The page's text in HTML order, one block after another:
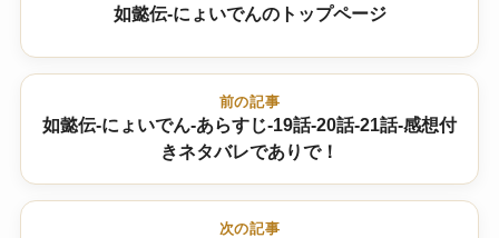
如懿伝-にょいでんのトップページ
前の記事
如懿伝-にょいでん-あらすじ-19話-20話-21話-感想付
きネタバレでありで！
次の記事